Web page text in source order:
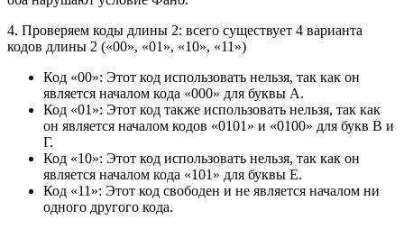
4. Проверяем коды длины 2: всего существует 4 варианта
кодов длины 2 («00», «01», «10», «11»)
Код «00»: Этот код использовать нельзя, так как он
является началом кода «000» для буквы А.
Код «01»: Этот код также использовать нельзя, так как
он является началом кодов «0101» и «0100» для букв В и
Г.
Код «10»: Этот код использовать нельзя, так как он
является началом кода «101» для буквы Е.
Код «11»: Этот код свободен и не является началом ни
одного другого кода.